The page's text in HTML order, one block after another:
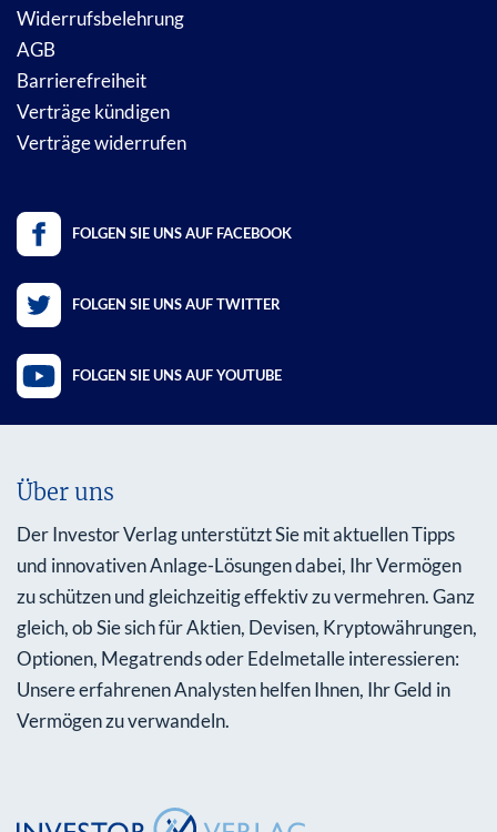
Widerrufsbelehrung
AGB
Barrierefreiheit
Verträge kündigen
Verträge widerrufen
FOLGEN SIE UNS AUF FACEBOOK
FOLGEN SIE UNS AUF TWITTER
FOLGEN SIE UNS AUF YOUTUBE
Über uns
Der Investor Verlag unterstützt Sie mit aktuellen Tipps
und innovativen Anlage-Lösungen dabei, Ihr Vermögen
zu schützen und gleichzeitig effektiv zu vermehren. Ganz
gleich, ob Sie sich für Aktien, Devisen, Kryptowährungen,
Optionen, Megatrends oder Edelmetalle interessieren:
Unsere erfahrenen Analysten helfen Ihnen, Ihr Geld in
Vermögen zu verwandeln.